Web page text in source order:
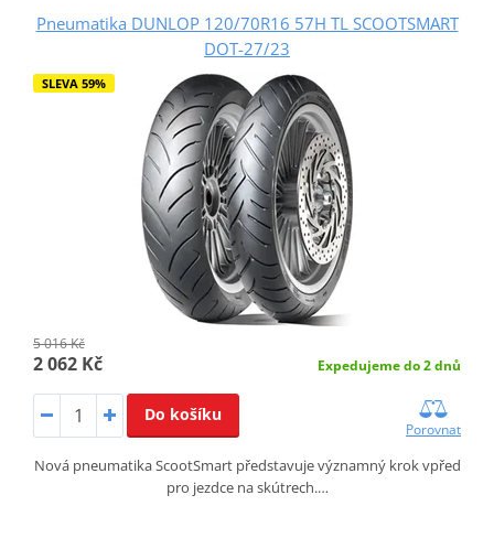
Pneumatika DUNLOP 120/70R16 57H TL SCOOTSMART
DOT-27/23
SLEVA 59%
5 016 Kč
2 062 Kč Expedujeme do 2 dnů
Do košíku
Porovnat
Nová pneumatika ScootSmart představuje významný krok vpřed
pro jezdce na skútrech.…